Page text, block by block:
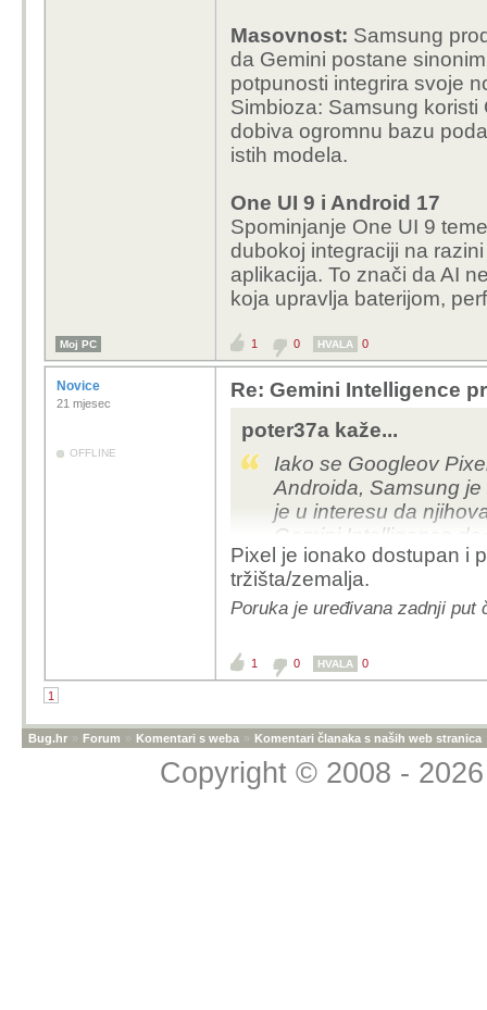
Masovnost: Samsung
da Gemini postane
potpunosti integrira svoje
Simbioza: Samsung
dobiva ogromnu bazu
istih modela.
One UI 9 i Android 17
Spominjanje One UI 9
dubokoj integraciji na
aplikacija. To znači da AI
koja upravlja baterijom,
Moj PC 1 0 HVALA 0
Novice
21 mjesec
OFFLINE
Re: Gemini Intelligence
poter37a kaže...
Iako se Googleov
Androida, Samsung
je u interesu da
Gemini Intelligence
moguće.
Iako na prvu zvuči
Masovnost:
nego što Apple u
Simbioza: Samsung
Google dobiva
Pixel je ionako dostupan i
tržišta/zemalja.
Poruka je uređivana zadnji put
1 0 HVALA 0
1
Bug.hr » Forum » Komentari s weba » Komentari članaka s naših web stranica
Copyright © 2008 -